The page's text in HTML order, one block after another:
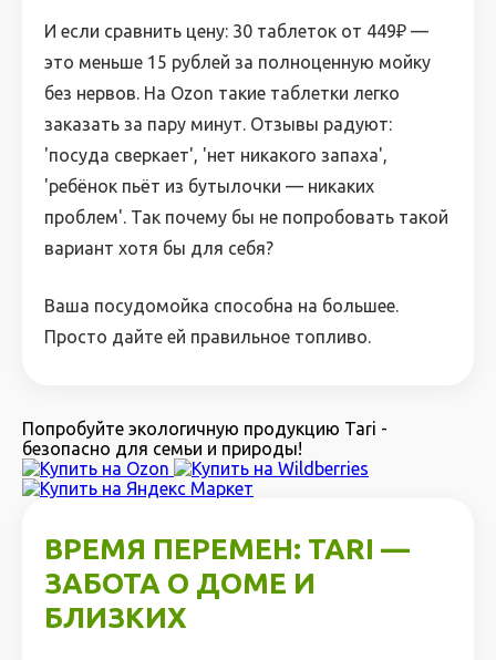
И если сравнить цену: 30 таблеток от 449₽ —
это меньше 15 рублей за полноценную мойку
без нервов. На Ozon такие таблетки легко
заказать за пару минут. Отзывы радуют:
'посуда сверкает', 'нет никакого запаха',
'ребёнок пьёт из бутылочки — никаких
проблем'. Так почему бы не попробовать такой
вариант хотя бы для себя?
Ваша посудомойка способна на большее.
Просто дайте ей правильное топливо.
Попробуйте экологичную продукцию Tari -
безопасно для семьи и природы!
ВРЕМЯ ПЕРЕМЕН: TARI —
ЗАБОТА О ДОМЕ И
БЛИЗКИХ